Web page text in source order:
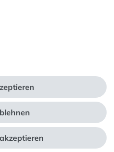
VERSAND
Service- und Versandkosten